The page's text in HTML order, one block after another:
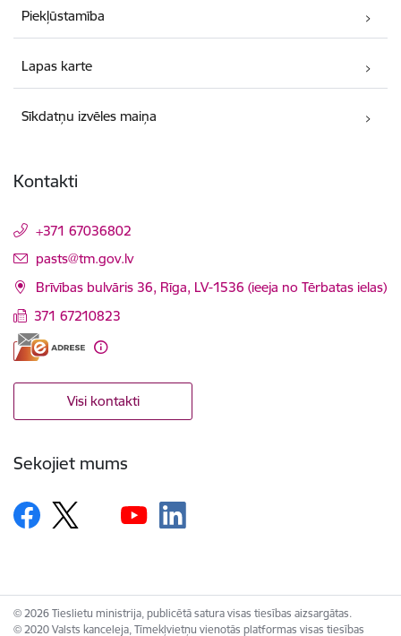
Piekļūstamība
Lapas karte
Sīkdatņu izvēles maiņa
Kontakti
+371 67036802
E-pasts:
pasts@tm.gov.lv
Brīvības bulvāris 36, Rīga, LV-1536 (ieeja no Tērbatas ielas)
371 67210823
Visi kontakti
Sekojiet mums
© 2026 Tieslietu ministrija, publicētā satura visas tiesības aizsargātas.
© 2020 Valsts kanceleja, Tīmekļvietņu vienotās platformas visas tiesības